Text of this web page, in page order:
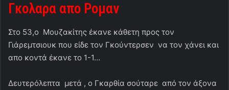
Γκολαρα απο Ρομαν
Στο 53,ο Μουζακίτης έκανε κάθετη προς τον
Γιάρεμτσιουκ που είδε τον Γκούντερσεν να τον χάνει και
απο κοντά έκανε το 1-1…
Δευτερόλεπτα μετά , ο Γκαρθία σούταρε από τον άξονα